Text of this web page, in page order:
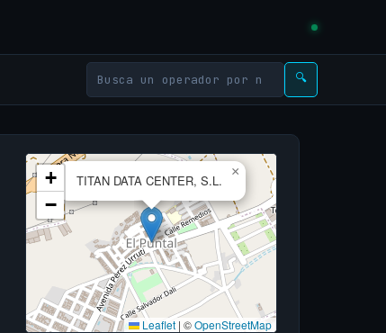
🔍
TITAN DATA CENTER, S.L.
×
+
−
Leaflet | ©OpenStreetMap